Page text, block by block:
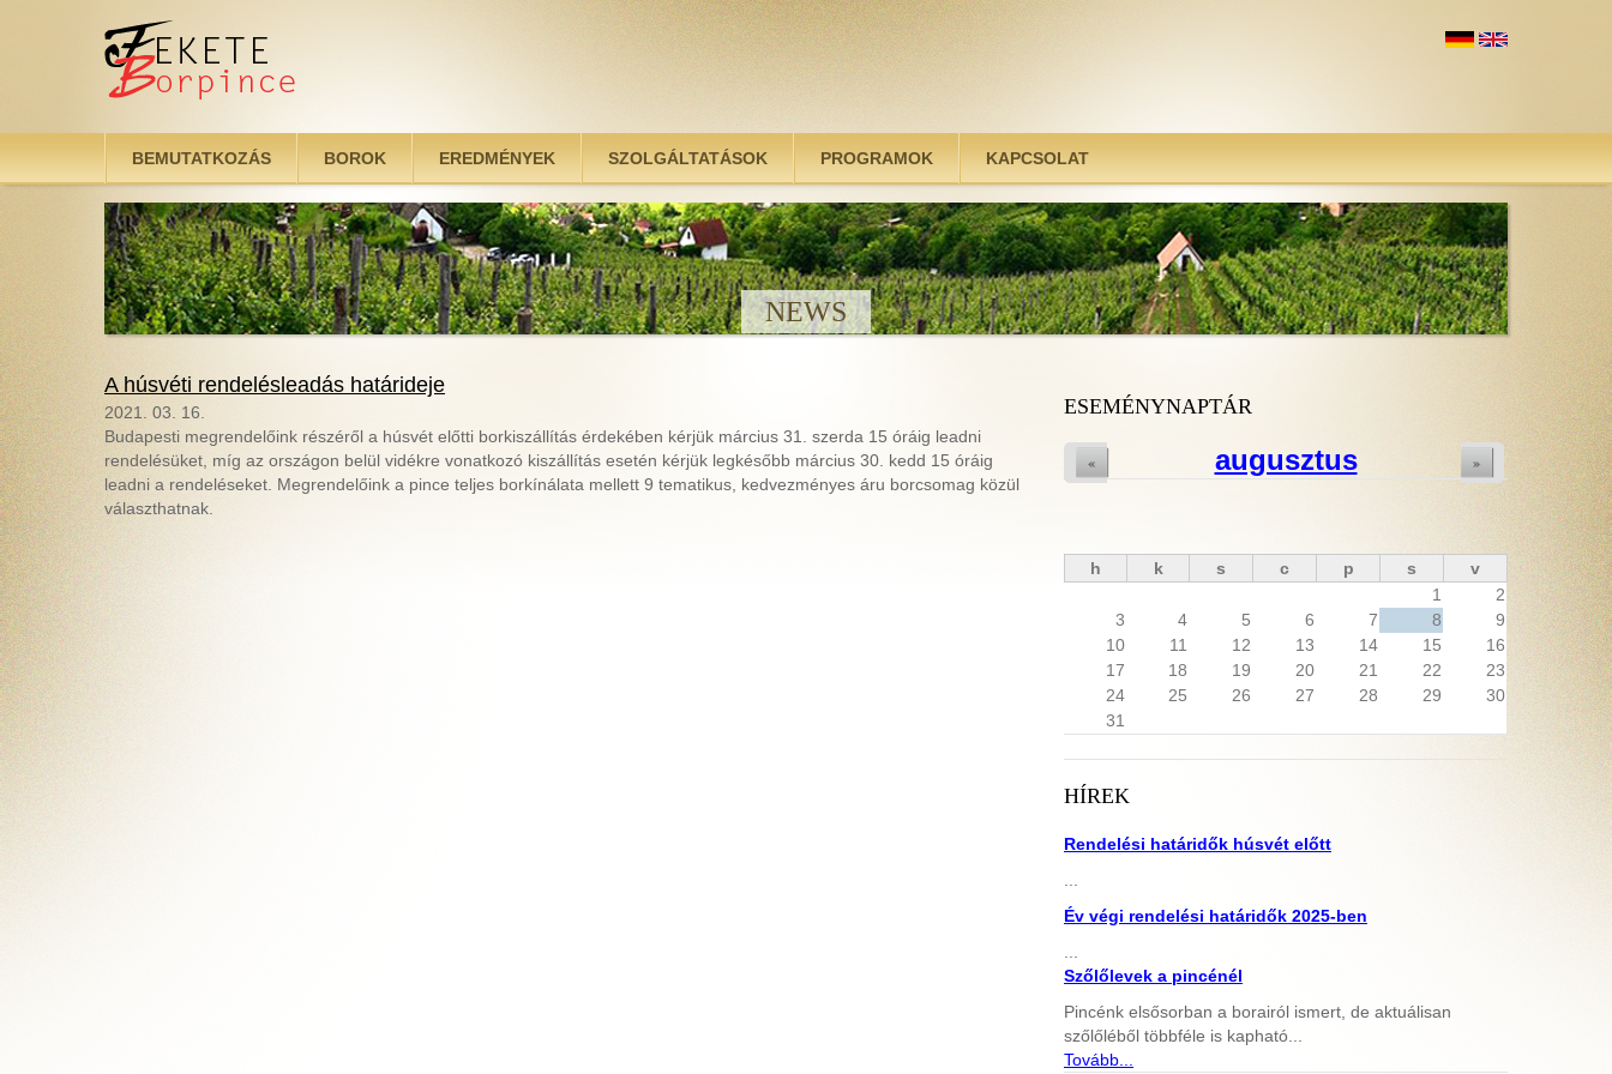
BEMUTATKOZÁS BOROK EREDMÉNYEK SZOLGÁLTATÁSOK PROGRAMOK KAPCSOLAT
NEWS
A húsvéti rendelésleadás határideje
2021. 03. 16.
Budapesti megrendelőink részéről a húsvét előtti borkiszállítás érdekében kérjük március 31. szerda 15 óráig leadni
rendelésüket, míg az országon belül vidékre vonatkozó kiszállítás esetén kérjük legkésőbb március 30. kedd 15 óráig
leadni a rendeléseket. Megrendelőink a pince teljes borkínálata mellett 9 tematikus, kedvezményes áru borcsomag közül
választhatnak.
ESEMÉNYNAPTÁR
augusztus
« »
h k s c p s
v
1
2
3
4 5 6 7 8
9
10
11 12 13 14 15
16
17
18 19 20 21 22
23
24
25 26 27 28 29
30
31
HÍREK
Rendelési határidők húsvét előtt
Év végi rendelési határidők 2025-ben
Szőlőlevek a pincénél
Pincénk elsősorban a borairól ismert, de aktuálisan
szőlőléből többféle is kapható...
Tovább...